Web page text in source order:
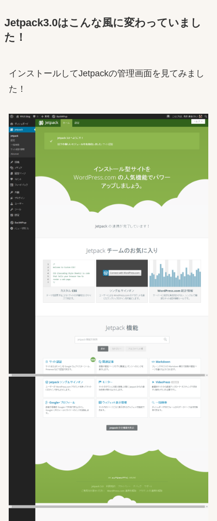
Jetpack3.0はこんな風に変わっていまし
た！
インストールしてJetpackの管理画面を見てみまし
た！